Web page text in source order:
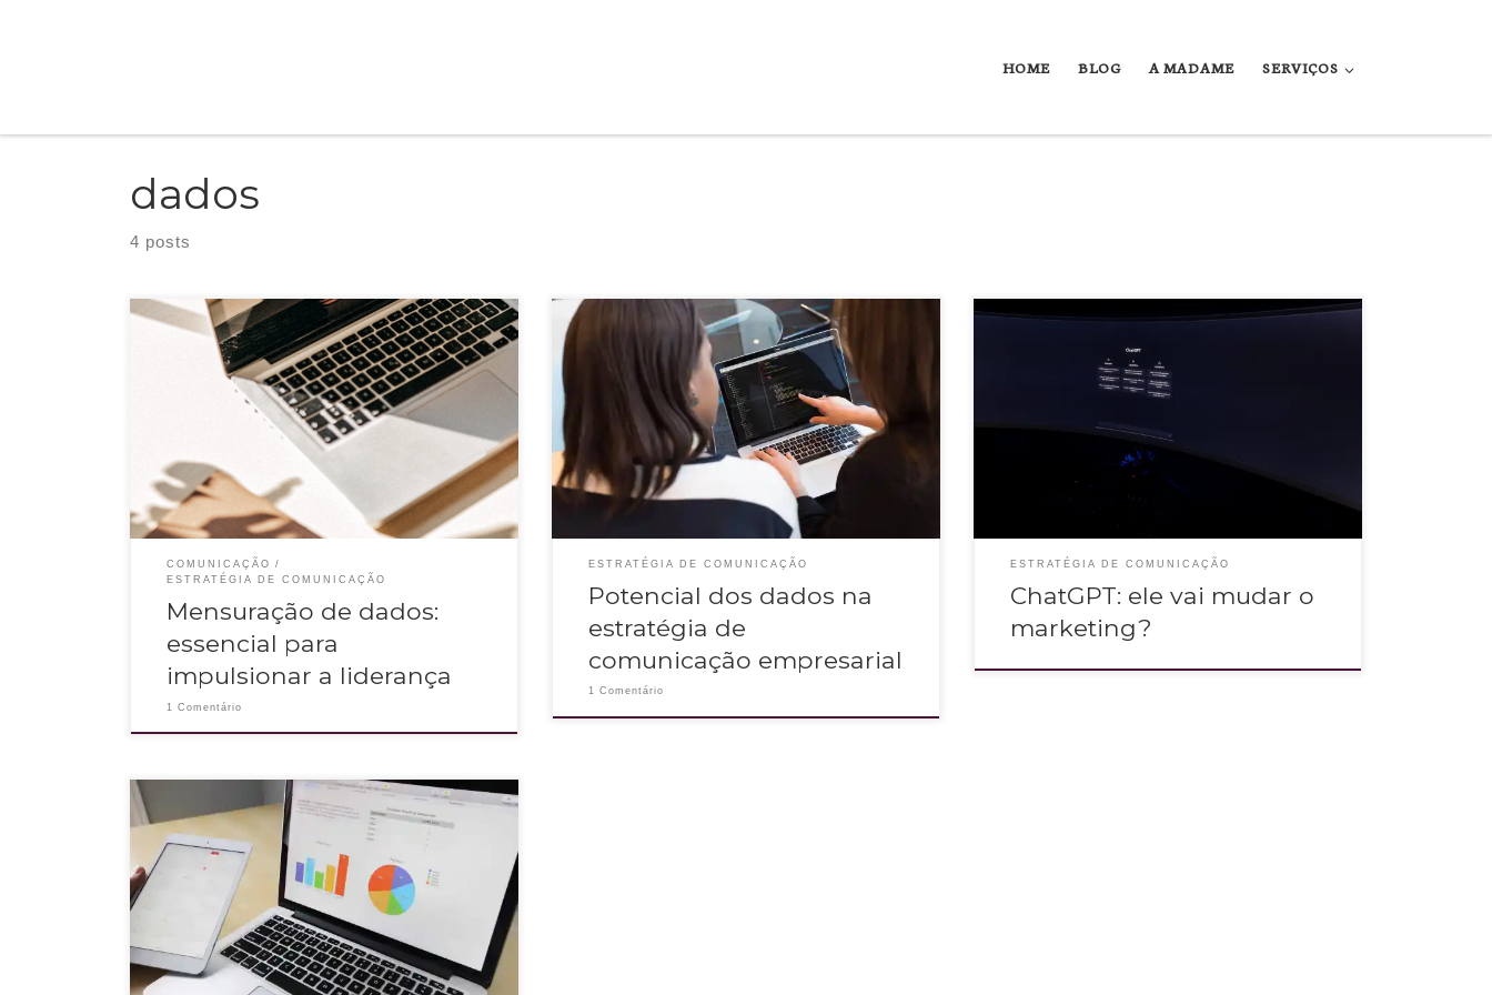
HOME BLOG A MADAME SERVIÇOS
dados
4 posts
Mesa de escritório da liderança para mensuração de dados
COMUNICAÇÃO
ESTRATÉGIA DE COMUNICAÇÃO
Mensuração de dados:
essencial para
impulsionar a liderança
1 Comentário
No mundo dinâmico dos negócios, a capacidade de tomar
decisões informadas é crucial. É aqui que a inteligência de
dados entra em cena, transformando informações em
insights valiosos na estratégia de comunicação. Neste artigo,
exploraremos como a integração eficaz de dados na estratégia
de comunicação pode impulsionar o crescimento e
ESTRATÉGIA DE COMUNICAÇÃO
Potencial dos dados na
estratégia de
comunicação empresarial
1 Comentário
A novidade do momento é ele: o ChatGPT, a última inovação
ESTRATÉGIA DE COMUNICAÇÃO
ChatGPT: ele vai mudar o
marketing?
O marketing digital já é algo rotineiro para a maioria das
pessoas, seja trabalhando diretamente, porque ouviu falar ou
porque precisa do marketing para melhorar sua carreira.
Agora, você já ouviu falar de Marketing 5.0??